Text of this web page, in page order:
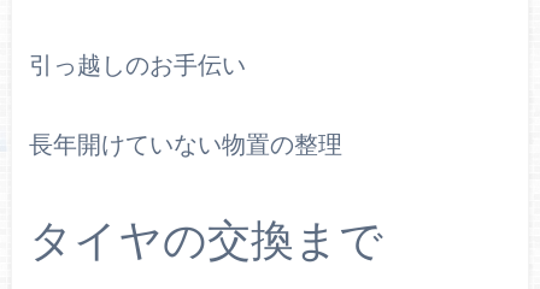
引っ越しのお手伝い
長年開けていない物置の整理
タイヤの交換まで